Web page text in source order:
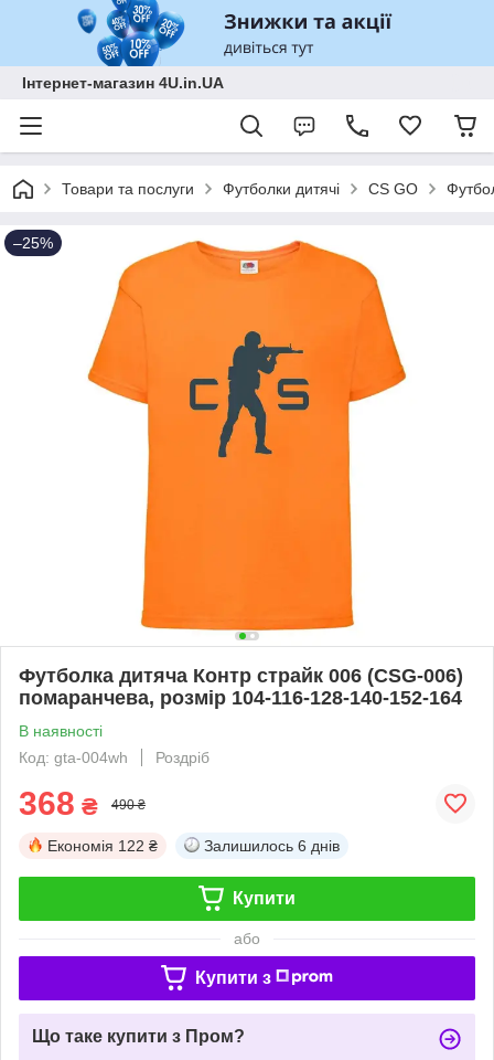
Інтернет-магазин 4U.in.UA
Товари та послуги Футболки дитячі CS GO
–25%
Футболка дитяча Контр страйк 006 (CSG-006)
помаранчева, розмір 104-116-128-140-152-164
В наявності
Код: gta-004wh
Роздріб
368 ₴ 490 ₴
Економія 122 ₴ Залишилось 6 днів
Купити
або
Купити з
Що таке купити з Пром?